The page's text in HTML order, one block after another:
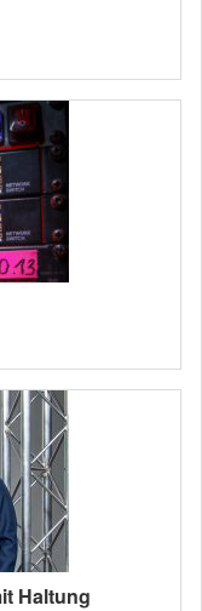
Haltung